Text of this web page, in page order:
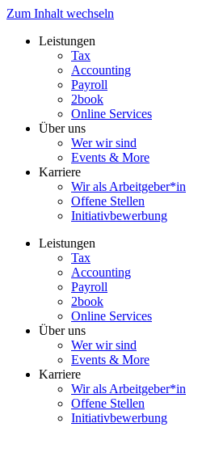
Zum Inhalt wechseln
Leistungen
Tax
Accounting
Payroll
2book
Online Services
Über uns
Wer wir sind
Events & More
Karriere
Wir als Arbeitgeber*in
Offene Stellen
Initiativbewerbung
Leistungen
Tax
Accounting
Payroll
2book
Online Services
Über uns
Wer wir sind
Events & More
Karriere
Wir als Arbeitgeber*in
Offene Stellen
Initiativbewerbung